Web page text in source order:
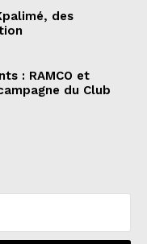
des
: RAMCO et
du Club